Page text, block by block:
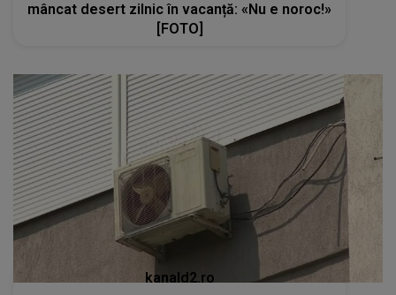
mâncat desert zilnic în vacanță: «Nu e noroc!»
[FOTO]
kanald2.ro